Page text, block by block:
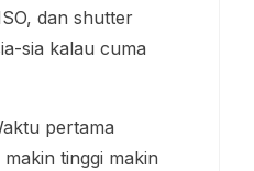
dan shutter
sia kalau cuma
pertama
tinggi makin